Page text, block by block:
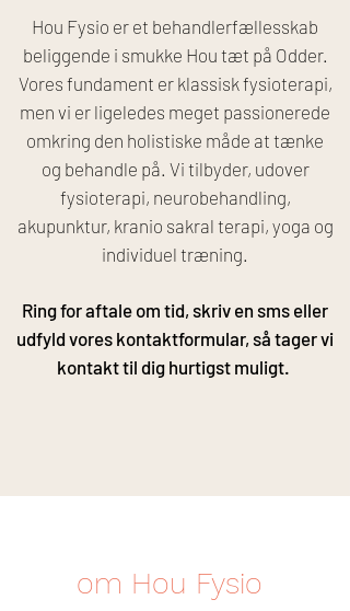
Hou Fysio er et behandlerfællesskab
beliggende i smukke Hou tæt på Odder.
Vores fundament er klassisk fysioterapi,
men vi er ligeledes meget passionerede
omkring den holistiske måde at tænke
og behandle på. Vi tilbyder, udover
fysioterapi, neurobehandling,
akupunktur, kranio sakral terapi, yoga og
individuel træning.
Ring for aftale om tid, skriv en sms eller
udfyld vores kontaktformular, så tager vi
kontakt til dig hurtigst muligt.
om Hou Fysio